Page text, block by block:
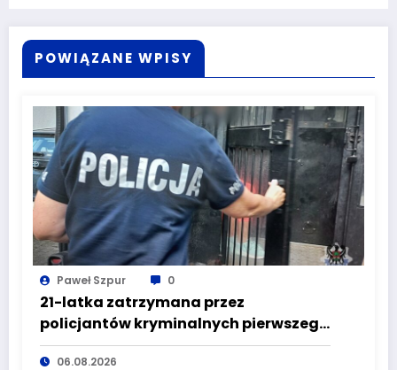
POWIĄZANE WPISY
Paweł Szpur 0
21-latka zatrzymana przez
policjantów kryminalnych pierwszego
komisariatu za kradzieże sklepowe
06.08.2026